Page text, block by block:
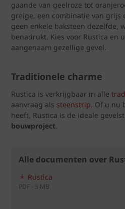
gaande van geelroze tot
greige, een combinatie van grijs
geen enkele baksteen dezelfde,
benadrukt. Kies voor Rustica en
aangenaam gezellige gevel.
Traditionele charme
Rustica is verkrijgbaar in alle
aanvraag als steenstrip. Of u nu
heeft, Rustica is de ideale
bouwproject.
Alle documenten over
Rustica
PDF - 3 MB